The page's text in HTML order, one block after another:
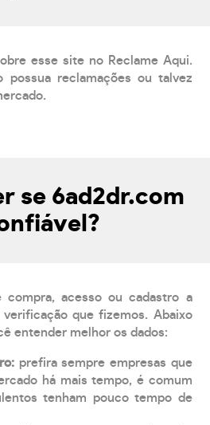
esse site no Reclame Aqui.
possua reclamações ou talvez
se 6ad2dr.com
compra, acesso ou cadastro a
que fizemos. Abaixo
entender melhor os dados:
prefira sempre empresas que
há mais tempo, é comum
tenham pouco tempo de